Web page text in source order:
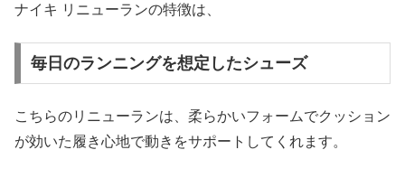
ナイキ リニューランの特徴は、
毎日のランニングを想定したシューズ
こちらのリニューランは、柔らかいフォームでクッション
が効いた履き心地で動きをサポートしてくれます。